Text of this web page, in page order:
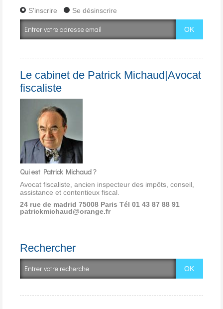
S'inscrire Se désinscrire
Le cabinet de Patrick Michaud|Avocat
fiscaliste
Qui est Patrick Michaud ?
Avocat fiscaliste, ancien inspecteur des impôts, conseil,
assistance et contentieux fiscal.
24 rue de madrid 75008 Paris Tél 01 43 87 88 91
patrickmichaud@orange.fr
Rechercher